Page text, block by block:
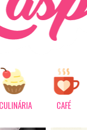
CULINÁRIA CAFÉ